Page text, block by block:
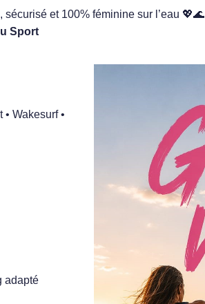
et 100% féminine sur l’eau 💖🌊
Sport
Wakesurf •
adapté